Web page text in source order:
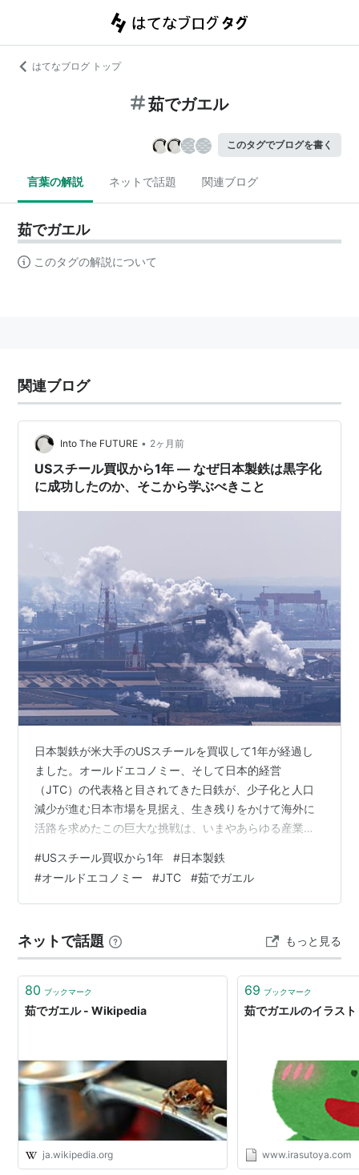
はてなブログ トップ
茹でガエル
このタグでブログを書く
言葉の解説 ネットで話題 関連ブログ
茹でガエル
このタグの解説について
関連ブログ
Into The FUTURE • 2ヶ月前
USスチール買収から1年 ― なぜ日本製鉄は黒字化
に成功したのか、そこから学ぶべきこと
日本製鉄が米大手のUSスチールを買収して1年が経過し
ました。オールドエコノミー、そして日本的経営
（JTC）の代表格と目されてきた日鉄が、少子化と人口
減少が進む日本市場を見据え、生き残りをかけて海外に
活路を求めたこの巨大な挑戦は、いまやあらゆる産業が
チール買収１年、進む老朽設備の更新と生産効率化…森
副会長「成長は海外に求める」 : 読売新聞 しかし、この
買収劇の「中身」を丁寧に紐解いていくと、私たちが思
奇妙な「逆転の構図」が浮かび上がってきます。 そのひ
とつは、かつて世界を支配したアメリカの名門…
#USスチール買収から1年 #日本製鉄
#オールドエコノミー #JTC #茹でガエル
ネットで話題 もっと見る
80 ブックマーク
茹でガエル - Wikipedia
ja.wikipedia.org
69 ブックマーク
茹でガエルのイラスト
www.irasutoya.com